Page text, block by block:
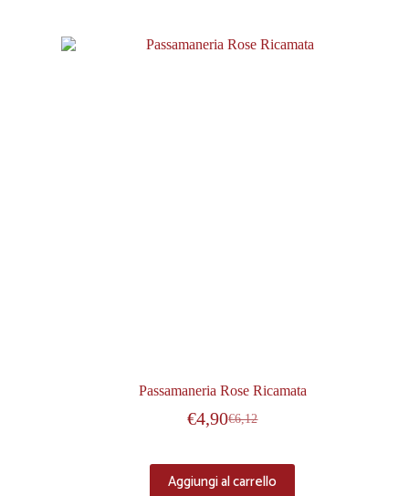
Passamaneria Rose Ricamata
€6,12
€4,90
Aggiungi al carrello